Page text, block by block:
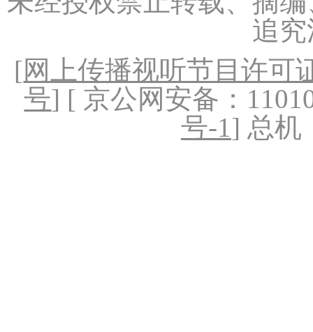
追
[网上传播视听节目许可
号] [ 京公网安备：
号-1] 总机